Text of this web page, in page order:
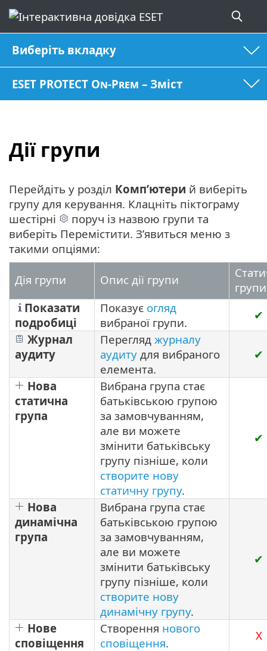
Виберіть вкладку
ESET PROTECT On-Prem – Зміст
Дії групи
Перейдіть у розділ Комп’ютери й виберіть
групу для керування. Клацніть піктограму
шестірні
поруч із назвою групи та
виберіть Перемістити. З’явиться меню з
такими опціями:
Дія групи Опис дії групи
групи
Показати
подробиці
Показує огляд
вибраної групи.
✔
Журнал
аудиту
Перегляд журналу
аудиту для вибраного
елемента.
✔
Нова
статична
група
Вибрана група стає
батьківською групою
за замовчуванням,
але ви можете
змінити батьківську
групу пізніше, коли
створите нову
статичну групу.
✔
Нова
динамічна
група
Вибрана група стає
батьківською групою
за замовчуванням,
але ви можете
змінити батьківську
групу пізніше, коли
створите нову
динамічну групу.
✔
Нове
сповіщення
Створення нового
сповіщення.
X